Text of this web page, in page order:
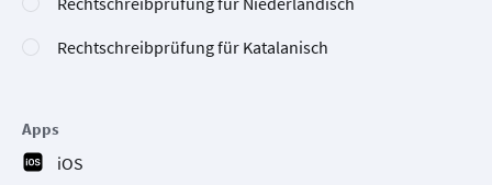
Rechtschreibprüfung für Katalanisch
Apps
iOS